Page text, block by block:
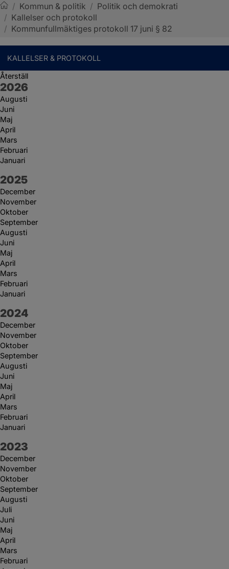
Sotenäs kommun
/ Kommun & politik / Politik och demokrati
/ Kallelser och protokoll
/ Kommunfullmäktiges protokoll 17 juni § 82
KALLELSER & PROTOKOLL
Återställ
År:
2026
Augusti
Juni
Maj
April
Mars
Februari
Januari
År:
2025
December
November
Oktober
September
Augusti
Juni
Maj
April
Mars
Februari
Januari
År:
2024
December
November
Oktober
September
Augusti
Juni
Maj
April
Mars
Februari
Januari
År:
2023
December
November
Oktober
September
Augusti
Juli
Juni
Maj
April
Mars
Februari